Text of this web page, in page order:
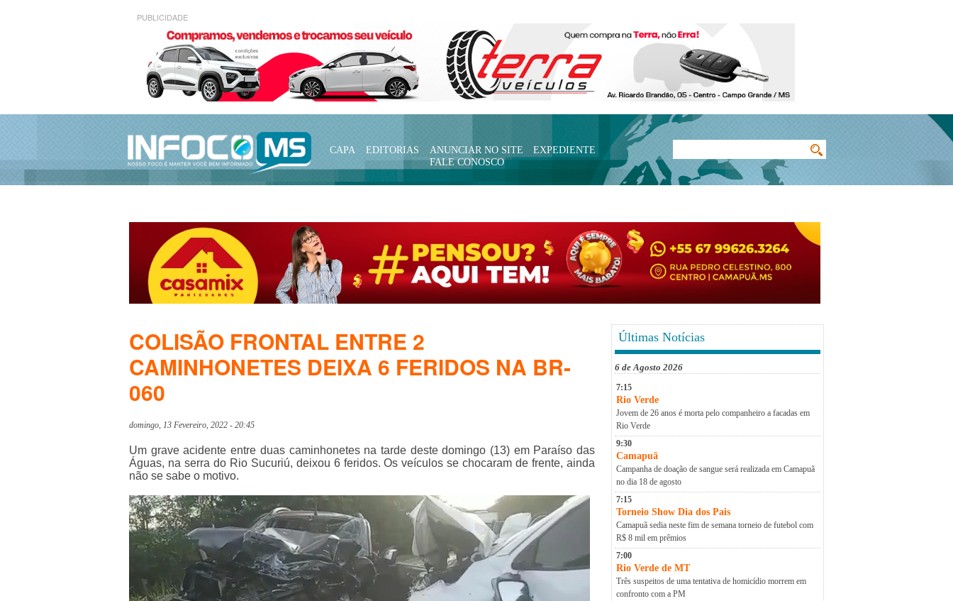
PUBLICIDADE
CAPA EDITORIAS ANUNCIAR NO SITE
EXPEDIENTE
FALE CONOSCO
Últimas Notícias
6 de Agosto 2026
7:15
Rio Verde
Jovem de 26 anos é morta pelo companheiro a facadas em
Rio Verde
9:30
Camapuã
Campanha de doação de sangue será realizada em Camapuã
no dia 18 de agosto
7:15
Torneio Show Dia dos Pais
Camapuã sedia neste fim de semana torneio de futebol com
R$ 8 mil em prêmios
7:00
Rio Verde de MT
Três suspeitos de uma tentativa de homicídio morrem em
confronto com a PM
COLISÃO FRONTAL ENTRE 2
CAMINHONETES DEIXA 6 FERIDOS NA BR-
060
domingo, 13 Fevereiro, 2022 - 20:45
Um grave acidente entre duas caminhonetes na tarde deste domingo (13) em Paraíso das
Águas, na serra do Rio Sucuriú, deixou 6 feridos. Os veículos se chocaram de frente, ainda
não se sabe o motivo.